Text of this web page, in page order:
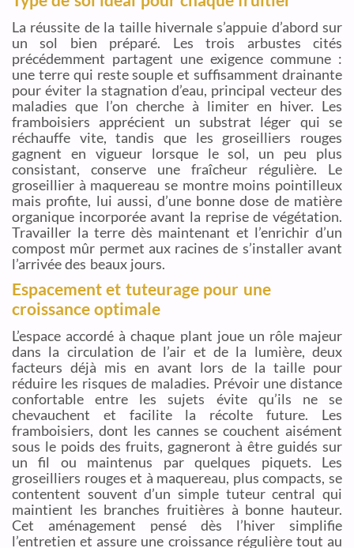
La réussite de la taille hivernale s’appuie d’abord sur
un sol bien préparé. Les trois arbustes cités
précédemment partagent une exigence commune :
une terre qui reste souple et suffisamment drainante
pour éviter la stagnation d’eau, principal vecteur des
maladies que l’on cherche à limiter en hiver. Les
framboisiers apprécient un substrat léger qui se
réchauffe vite, tandis que les groseilliers rouges
gagnent en vigueur lorsque le sol, un peu plus
consistant, conserve une fraîcheur régulière. Le
groseillier à maquereau se montre moins pointilleux
mais profite, lui aussi, d’une bonne dose de matière
organique incorporée avant la reprise de végétation.
Travailler la terre dès maintenant et l’enrichir d’un
compost mûr permet aux racines de s’installer avant
l’arrivée des beaux jours.
Espacement et tuteurage pour une
croissance optimale
L’espace accordé à chaque plant joue un rôle majeur
dans la circulation de l’air et de la lumière, deux
facteurs déjà mis en avant lors de la taille pour
réduire les risques de maladies. Prévoir une distance
confortable entre les sujets évite qu’ils ne se
chevauchent et facilite la récolte future. Les
framboisiers, dont les cannes se couchent aisément
sous le poids des fruits, gagneront à être guidés sur
un fil ou maintenus par quelques piquets. Les
groseilliers rouges et à maquereau, plus compacts, se
contentent souvent d’un simple tuteur central qui
maintient les branches fruitières à bonne hauteur.
Cet aménagement pensé dès l’hiver simplifie
l’entretien et assure une croissance régulière tout au